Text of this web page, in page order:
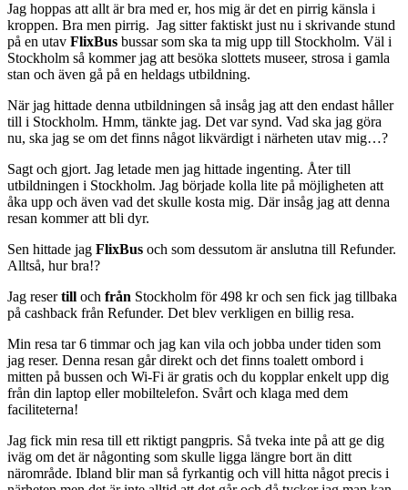
Jag hoppas att allt är bra med er, hos mig är det en pirrig känsla i
kroppen. Bra men pirrig. Jag sitter faktiskt just nu i skrivande stund
på en utav FlixBus bussar som ska ta mig upp till Stockholm. Väl i
Stockholm så kommer jag att besöka slottets museer, strosa i gamla
stan och även gå på en heldags utbildning.
När jag hittade denna utbildningen så insåg jag att den endast håller
till i Stockholm. Hmm, tänkte jag. Det var synd. Vad ska jag göra
nu, ska jag se om det finns något likvärdigt i närheten utav mig…?
Sagt och gjort. Jag letade men jag hittade ingenting. Åter till
utbildningen i Stockholm. Jag började kolla lite på möjligheten att
åka upp och även vad det skulle kosta mig. Där insåg jag att denna
resan kommer att bli dyr.
Sen hittade jag FlixBus och som dessutom är anslutna till Refunder.
Alltså, hur bra!?
Jag resertill och från Stockholm för 498 kr och sen fick jag tillbaka
på cashback från Refunder. Det blev verkligen en billig resa.
Min resa tar 6 timmar och jag kan vila och jobba under tiden som
jag reser. Denna resan går direkt och det finns toalett ombord i
mitten på bussen och Wi-Fi är gratis och du kopplar enkelt upp dig
från din laptop eller mobiltelefon. Svårt och klaga med dem
faciliteterna!
Jag fick min resa till ett riktigt pangpris. Så tveka inte på att ge dig
iväg om det är någonting som skulle ligga längre bort än ditt
närområde. Ibland blir man så fyrkantig och vill hitta något precis i